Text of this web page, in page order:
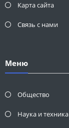
Карта сайта
Связь с нами
Меню
Общество
Наука и техника